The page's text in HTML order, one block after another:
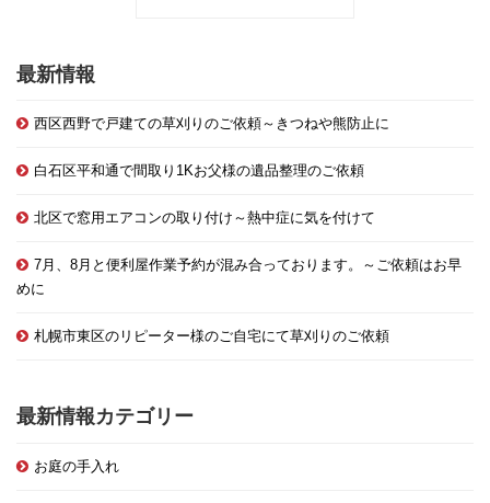
最新情報
西区西野で戸建ての草刈りのご依頼～きつねや熊防止に
白石区平和通で間取り1Kお父様の遺品整理のご依頼
北区で窓用エアコンの取り付け～熱中症に気を付けて
7月、8月と便利屋作業予約が混み合っております。～ご依頼はお早
めに
札幌市東区のリピーター様のご自宅にて草刈りのご依頼
最新情報カテゴリー
お庭の手入れ